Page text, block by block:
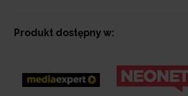
Produkt dostępny w: